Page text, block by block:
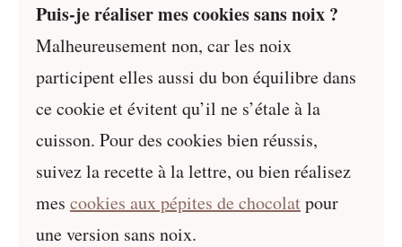
Puis-je réaliser mes cookies sans noix ?
Malheureusement non, car les noix
participent elles aussi du bon équilibre dans
ce cookie et évitent qu’il ne s’étale à la
cuisson. Pour des cookies bien réussis,
suivez la recette à la lettre, ou bien réalisez
mes cookies aux pépites de chocolatpour
une version sans noix.